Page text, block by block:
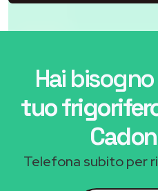
Hai
tuo
Telefona subito per